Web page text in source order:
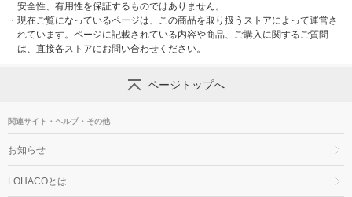
安全性、有用性を保証するものではありません。
・ 現在ご覧になっているページは、この商品を取り扱うストアによって運営さ
れています。ページに記載されている内容や商品、ご購入に関するご質問
は、直接各ストアにお問い合わせください。
ページトップへ
関連サイト・ヘルプ・その他
お知らせ
LOHACOとは